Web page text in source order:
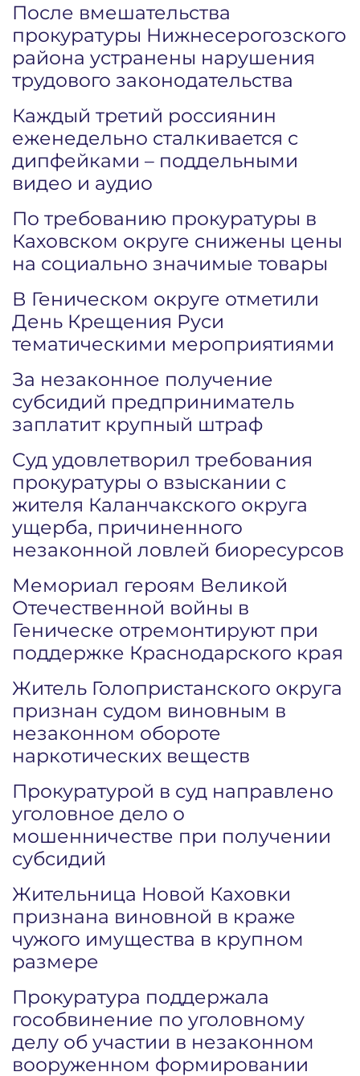
После вмешательства
прокуратуры Нижнесерогозского
района устранены нарушения
трудового законодательства
Каждый третий россиянин
еженедельно сталкивается с
дипфейками – поддельными
видео и аудио
По требованию прокуратуры в
Каховском округе снижены цены
на социально значимые товары
В Геническом округе отметили
День Крещения Руси
тематическими мероприятиями
За незаконное получение
субсидий предприниматель
заплатит крупный штраф
Суд удовлетворил требования
прокуратуры о взыскании с
жителя Каланчакского округа
ущерба, причиненного
незаконной ловлей биоресурсов
Мемориал героям Великой
Отечественной войны в
Геническе отремонтируют при
поддержке Краснодарского края
Житель Голопристанского округа
признан судом виновным в
незаконном обороте
наркотических веществ
Прокуратурой в суд направлено
уголовное дело о
мошенничестве при получении
субсидий
Жительница Новой Каховки
признана виновной в краже
чужого имущества в крупном
размере
Прокуратура поддержала
гособвинение по уголовному
делу об участии в незаконном
вооруженном формировании